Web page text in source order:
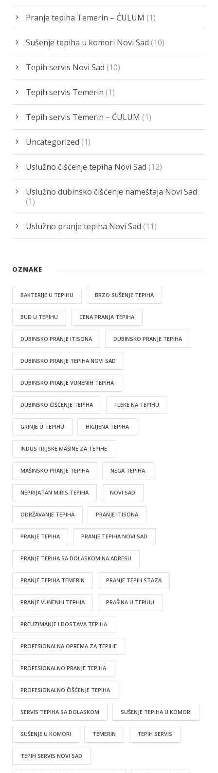
Pranje tepiha Temerin – ĆULUM (1)
Sušenje tepiha u komori Novi Sad (10)
Tepih servis Novi Sad (10)
Tepih servis Temerin (1)
Tepih servis Temerin – ĆULUM (1)
Uncategorized (1)
Uslužno čišćenje tepiha Novi Sad (12)
Uslužno dubinsko čišćenje nameštaja Novi Sad
(1)
Uslužno pranje tepiha Novi Sad (11)
OZNAKE
BAKTERIJE U TEPIHU BRZO SUŠENJE TEPIHA
BUĐ U TEPIHU CENA PRANJA TEPIHA
DUBINSKO PRANJE ITISONA DUBINSKO PRANJE TEPIHA
DUBINSKO PRANJE TEPIHA NOVI SAD
DUBINSKO PRANJE VUNENIH TEPIHA
DUBINSKO ČIŠĆENJE TEPIHA FLEKE NA TEPIHU
GRINJE U TEPIHU HIGIJENA TEPIHA
INDUSTRIJSKE MAŠINE ZA TEPIHE
MAŠINSKO PRANJE TEPIHA NEGA TEPIHA
NEPRIJATAN MIRIS TEPIHA NOVI SAD
ODRŽAVANJE TEPIHA PRANJE ITISONA
PRANJE TEPIHA PRANJE TEPIHA NOVI SAD
PRANJE TEPIHA SA DOLASKOM NA ADRESU
PRANJE TEPIHA TEMERIN PRANJE TEPIH STAZA
PRANJE VUNENIH TEPIHA PRAŠINA U TEPIHU
PREUZIMANJE I DOSTAVA TEPIHA
PROFESIONALNA OPREMA ZA TEPIHE
PROFESIONALNO PRANJE TEPIHA
PROFESIONALNO ČIŠĆENJE TEPIHA
SERVIS TEPIHA SA DOLASKOM SUŠENJE TEPIHA U KOMORI
SUŠENJE U KOMORI TEMERIN TEPIH SERVIS
TEPIH SERVIS NOVI SAD